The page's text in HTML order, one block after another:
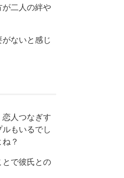
が二人の絆や
ないと感じ
人つなぎす
もいるでし
？
とで彼氏との